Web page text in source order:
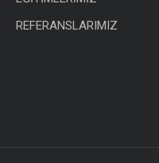
REFERANSLARIMIZ